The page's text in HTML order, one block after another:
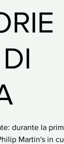
durante la
Martin's in